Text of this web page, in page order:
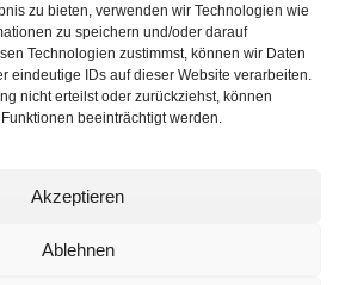
zu bieten, verwenden wir Technologien wie
zu speichern und/oder darauf
Technologien zustimmst, können wir Daten
eindeutige IDs auf dieser Website verarbeiten.
nicht erteilst oder zurückziehst, können
beeinträchtigt werden.
Akzeptieren
Ablehnen
Media | Artist